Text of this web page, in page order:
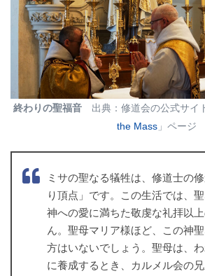
終わりの聖福音 出典：修道会の公式サイ
the Mass 」ページ
ミサの聖なる犠牲は、修道士の
り頂点」です。この生活では、
神への愛に満ちた敬虔な礼拝以
ん。聖母マリア様ほど、この神
方はいないでしょう。聖母は、
に養成するとき、カルメル会の